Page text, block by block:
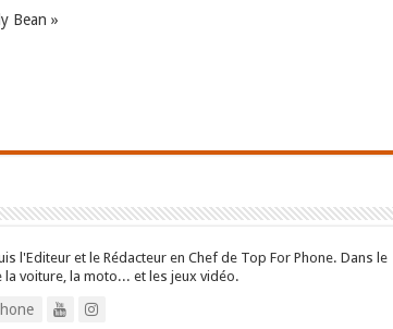
Bean »
l'Editeur et le Rédacteur en Chef de Top For Phone. Dans le
voiture, la moto... et les jeux vidéo.